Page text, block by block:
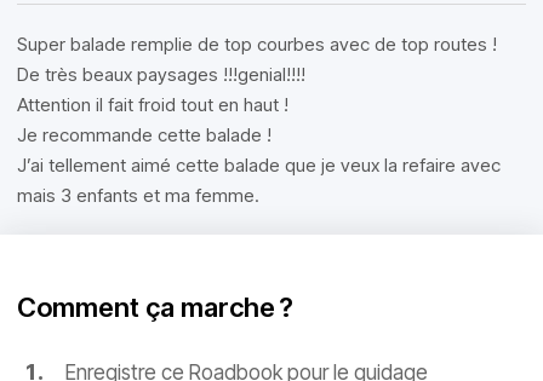
Super balade remplie de top courbes avec de top routes !
De très beaux paysages !!!genial!!!!
Attention il fait froid tout en haut !
Je recommande cette balade !
J’ai tellement aimé cette balade que je veux la refaire avec
mais 3 enfants et ma femme.
Comment ça marche ?
Enregistre ce Roadbook pour le guidage